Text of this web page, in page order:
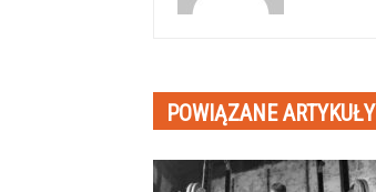
POWIĄZANE ARTYKUŁY